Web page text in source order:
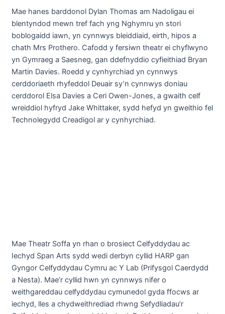
Mae hanes barddonol Dylan Thomas am Nadoligau ei
blentyndod mewn tref fach yng Nghymru yn stori
boblogaidd iawn, yn cynnwys bleiddiaid, eirth, hipos a
chath Mrs Prothero. Cafodd y fersiwn theatr ei chyflwyno
yn Gymraeg a Saesneg, gan ddefnyddio cyfieithiad Bryan
Martin Davies. Roedd y cynhyrchiad yn cynnwys
cerddoriaeth rhyfeddol Deuair sy’n cynnwys doniau
cerddorol Elsa Davies a Ceri Owen-Jones, a gwaith celf
wreiddiol hyfryd Jake Whittaker, sydd hefyd yn gweithio fel
Technolegydd Creadigol ar y cynhyrchiad.
Mae Theatr Soffa yn rhan o brosiect Celfyddydau ac
Iechyd Span Arts sydd wedi derbyn cyllid HARP gan
Gyngor Celfyddydau Cymru ac Y Lab (Prifysgol Caerdydd
a Nesta). Mae’r cyllid hwn yn cynnwys nifer o
weithgareddau celfyddydau cymunedol gyda ffocws ar
iechyd, lles a chydweithrediad rhwng Sefydliadau’r